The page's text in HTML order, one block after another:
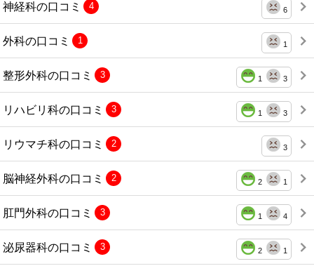
神経科の口コミ 6
4
外科の口コミ 1
1
整形外科の口コミ 1 3
3
リハビリ科の口コミ 1 3
3
リウマチ科の口コミ 3
2
脳神経外科の口コミ 2 1
2
肛門外科の口コミ 1 4
3
泌尿器科の口コミ 2 1
3